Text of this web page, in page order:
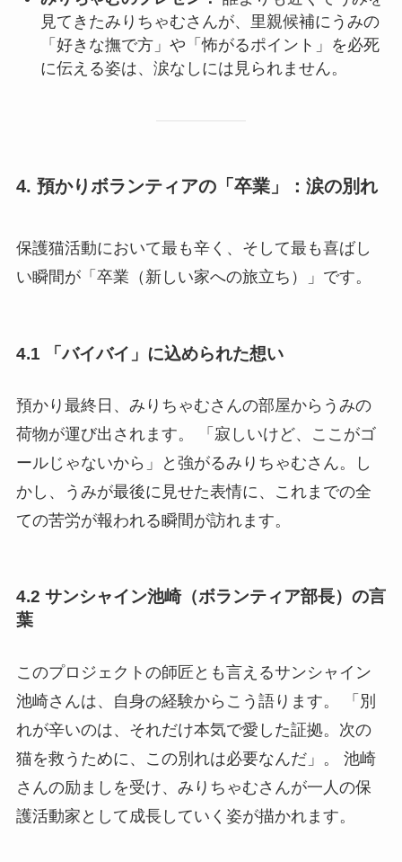
見てきたみりちゃむさんが、里親候補にうみの
「好きな撫で方」や「怖がるポイント」を必死
に伝える姿は、涙なしには見られません。
4. 預かりボランティアの「卒業」：涙の別れ
保護猫活動において最も辛く、そして最も喜ばし
い瞬間が「卒業（新しい家への旅立ち）」です。
4.1 「バイバイ」に込められた想い
預かり最終日、みりちゃむさんの部屋からうみの
荷物が運び出されます。 「寂しいけど、ここがゴ
ールじゃないから」と強がるみりちゃむさん。し
かし、うみが最後に見せた表情に、これまでの全
ての苦労が報われる瞬間が訪れます。
4.2 サンシャイン池崎（ボランティア部長）の言
葉
このプロジェクトの師匠とも言えるサンシャイン
池崎さんは、自身の経験からこう語ります。 「別
れが辛いのは、それだけ本気で愛した証拠。次の
猫を救うために、この別れは必要なんだ」。 池崎
さんの励ましを受け、みりちゃむさんが一人の保
護活動家として成長していく姿が描かれます。